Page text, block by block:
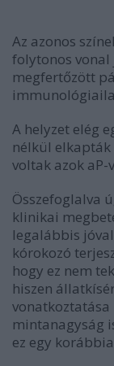
Az azonos
folytonos vonal
megfertőzött
A helyzet elég
nélkül
voltak azok aP-
Összefoglalva
klinikai
legalábbis
kórokozó
hogy ez nem
hiszen
mintanagyság
ez egy